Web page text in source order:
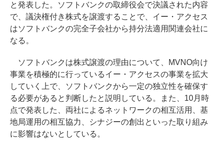
と発表した。ソフトバンクの取締役会で決議された内容
で、議決権付き株式を譲渡することで、イー・アクセス
はソフトバンクの完全子会社から持分法適用関連会社に
なる。
ソフトバンクは株式譲渡の理由について、MVNO向け
事業を積極的に行っているイー・アクセスの事業を拡大
していく上で、ソフトバンクから一定の独立性を確保す
る必要があると判断したと説明している。また、10月時
点で発表した、両社によるネットワークの相互活用、基
地局運用の相互協力、シナジーの創出といった取り組み
に影響はないとしている。